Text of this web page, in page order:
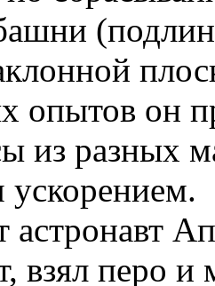
опытов он
из разных
астронавт
взял перо